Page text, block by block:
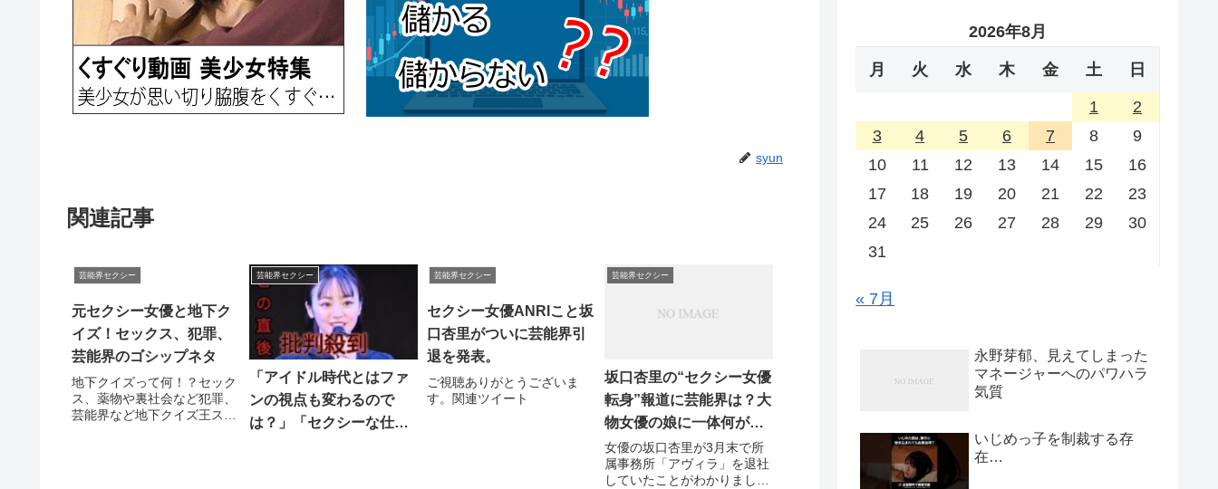
syun
関連記事
芸能界セクシー
元セクシー女優と地下ク
イズ！セックス、犯罪、
芸能界のゴシップネタ
地下クイズって何！？セック
ス、薬物や裏社会など犯罪、
芸能界など地下クイズ王スズ
芸能界セクシー
「アイドル時代とはファ
ンの視点も変わるので
は？」「セクシーな仕事
芸能界セクシー
セクシー女優ANRIこと坂
口杏里がついに芸能界引
退を発表。
ご視聴ありがとうございま
す。関連ツイート
芸能界セクシー
坂口杏里の“セクシー女優
転身”報道に芸能界は？大
物女優の娘に一体何が…
女優の坂口杏里が3月末で所
属事務所「アヴィラ」を退社
していたことがわかりまし
2026年8月
月 火 水 木 金 土 日
1
2
3
4 5 6 7 8
9
10
11 12 13 14 15
16
17
18 19 20 21 22
23
24
25 26 27 28 29
30
31
« 7月
永野芽郁、見えてしまった
マネージャーへのパワハラ
気質
いじめっ子を制裁する存
在…